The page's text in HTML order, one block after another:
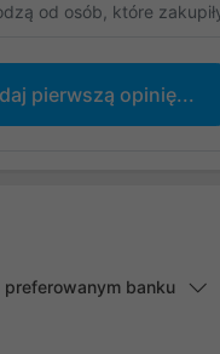
od osób, które
pierwszą opinię...
preferowanym banku